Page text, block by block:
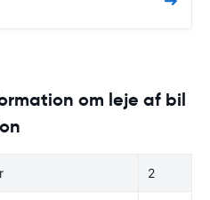
om leje af bil
2